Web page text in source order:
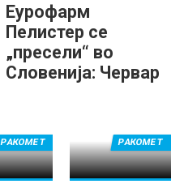
Еурофарм
Пелистер се
„пресели“ во
Словенија: Червар
РАКОМЕТ РАКОМЕТ